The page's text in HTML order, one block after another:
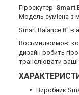
Гіроскутер Smart
Модель сумісна з
Smart Balance 8" в
Восьмидюймові
дизайн робить
транслювати ваші
Виробник